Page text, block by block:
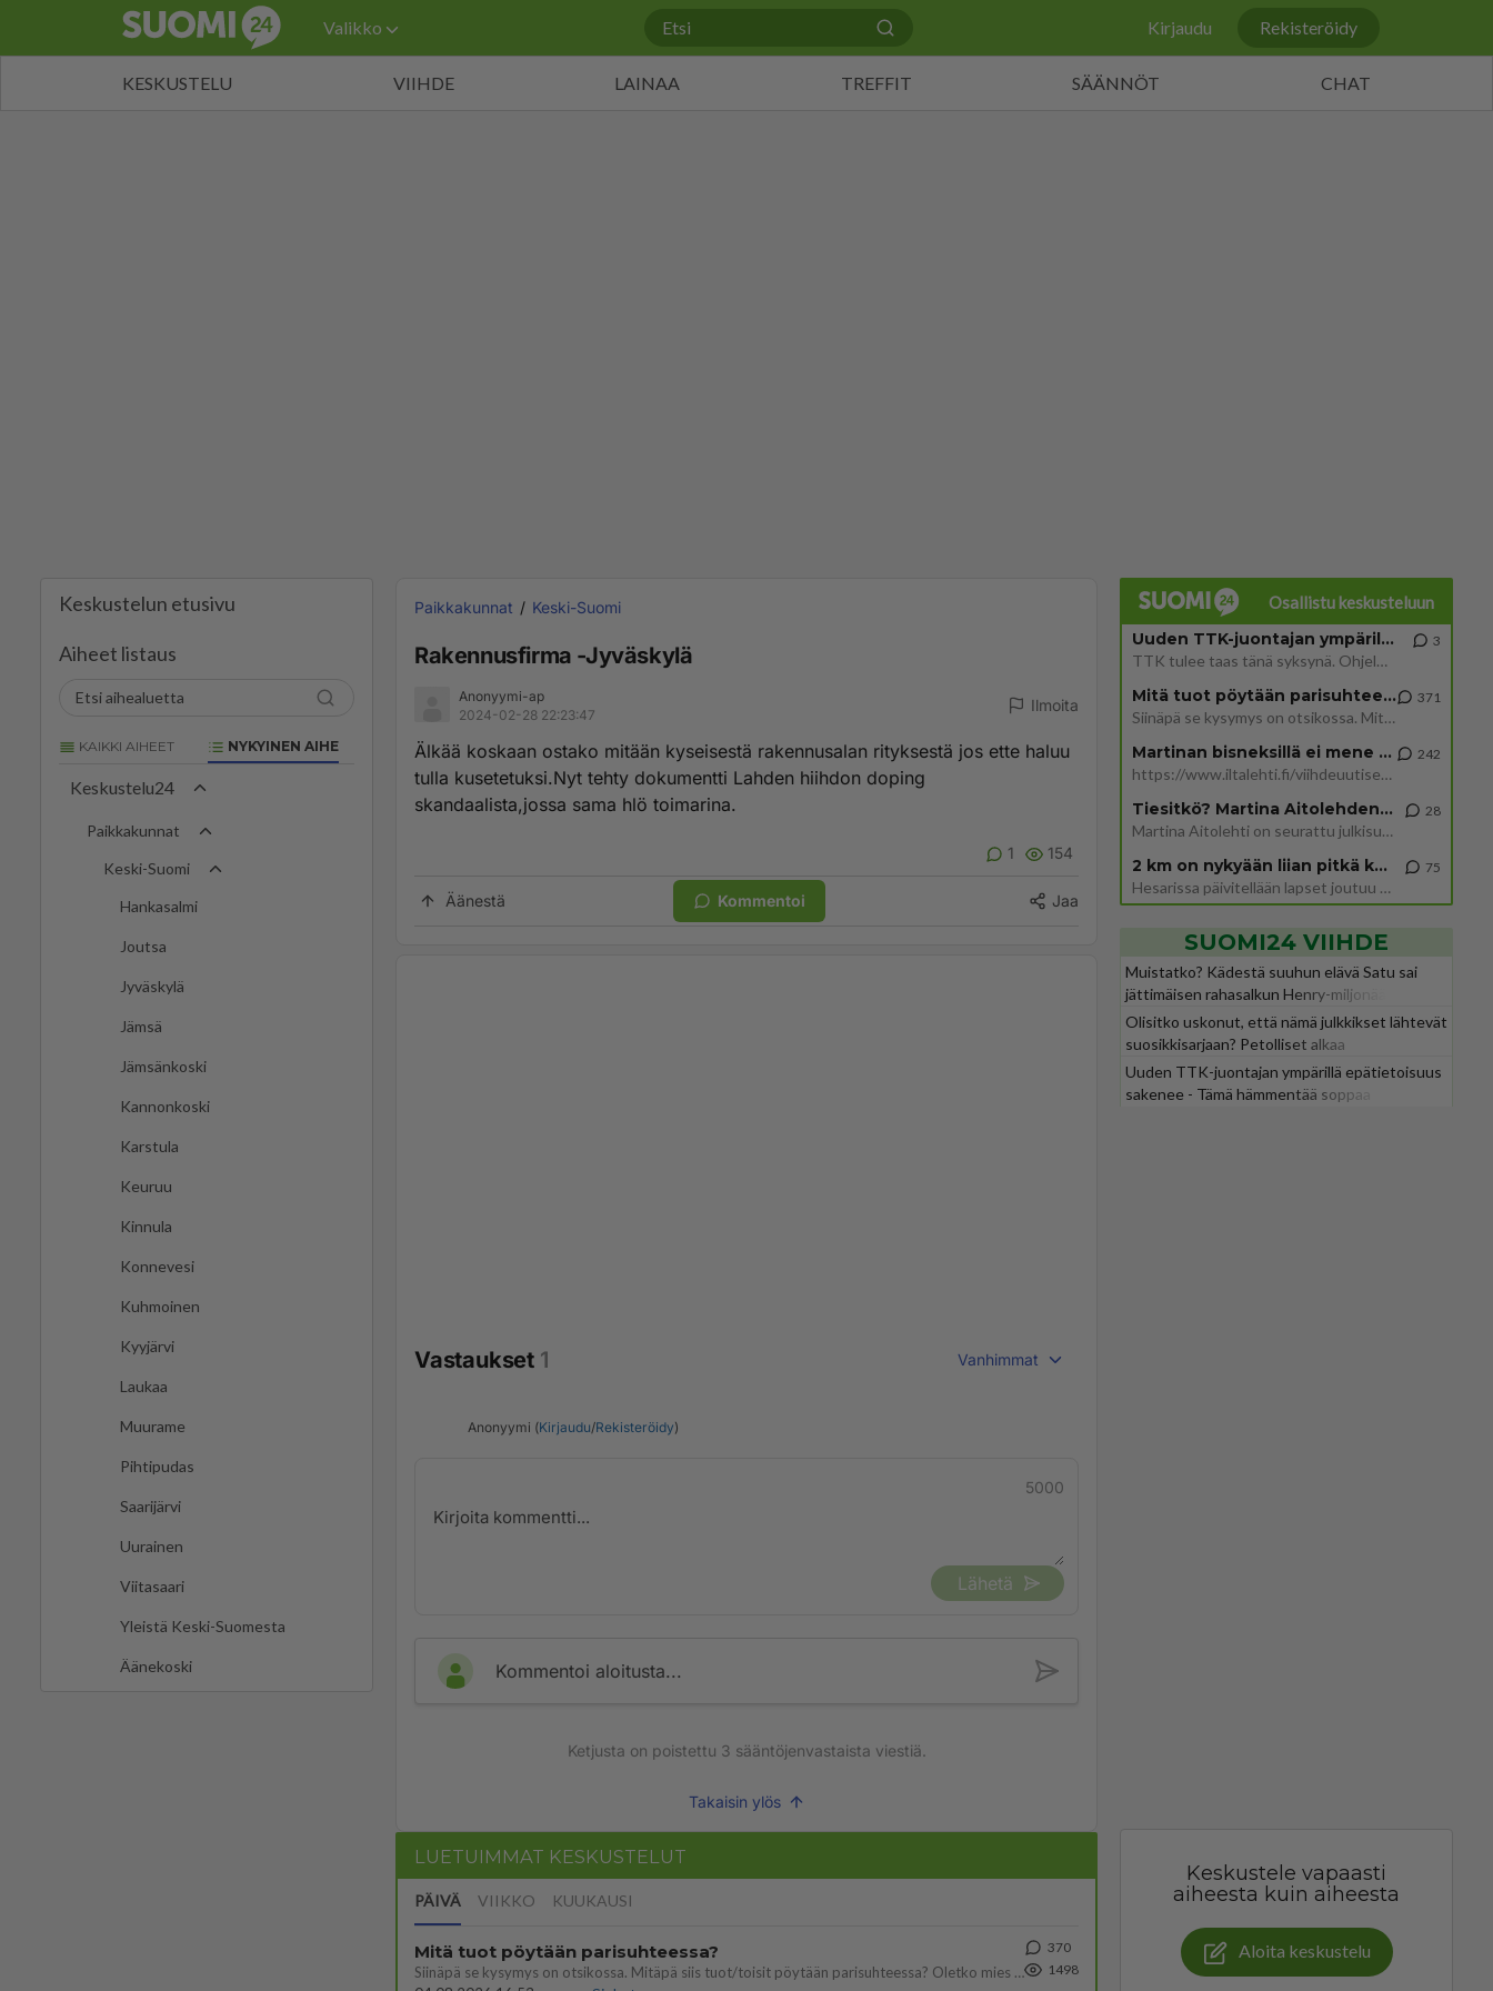
Valikko Kirjaudu Rekisteröidy
KESKUSTELU VIIHDE LAINAA TREFFIT SÄÄNNÖT CHAT
Keskustelun etusivu
Aiheet listaus
KAIKKI AIHEET NYKYINEN AIHE
Keskustelu24
Paikkakunnat
Keski-Suomi
Hankasalmi
Joutsa
Jyväskylä
Jämsä
Jämsänkoski
Kannonkoski
Karstula
Keuruu
Kinnula
Konnevesi
Kuhmoinen
Kyyjärvi
Laukaa
Muurame
Pihtipudas
Saarijärvi
Uurainen
Viitasaari
Yleistä Keski-Suomesta
Äänekoski
Paikkakunnat Keski-Suomi
Rakennusfirma -Jyväskylä
Anonyymi-ap
2024-02-28 22:23:47
Ilmoita
Älkää koskaan ostako mitään kyseisestä rakennusalan rityksestä jos ette haluu
tulla kusetetuksi.Nyt tehty dokumentti Lahden hiihdon doping
skandaalista,jossa sama hlö toimarina.
1 154
Äänestä Kommentoi Jaa
Vastaukset 1 Vanhimmat
Anonyymi (Kirjaudu/Rekisteröidy)
5000
Lähetä
Kommentoi aloitusta...
Ketjusta on poistettu 3 sääntöjenvastaista viestiä.
Takaisin ylös
LUETUIMMAT KESKUSTELUT
PÄIVÄ VIIKKO KUUKAUSI
Mitä tuot pöytään parisuhteessa?
Siinäpä se kysymys on otsikossa. Mitäpä siis tuot/toisit pöytään parisuhteessa? Oletko mies vai nainen? Koetko sen mitä
370
1498
Osallistu keskusteluun
Uuden TTK-juontajan ympärillä epätietoisuus sakenee - Nyt MTV hämmentää soppaa
TTK tulee taas tänä syksynä. Ohjelman uudet tähtioppilaat julkistetaan torstaina 6. elokuuta klo 14 alkavassa lehdistö
3
Mitä tuot pöytään parisuhteessa?
Siinäpä se kysymys on otsikossa. Mitäpä siis tuot/toisit pöytään parisuhteessa? Oletko mies vai nainen? Koetko sen mitä
371
Martinan bisneksillä ei mene hyvin
https://www.iltalehti.fi/viihdeuutiset/a/c46da6ab-340f-4790-aaa7-0865eed2336 Yrityksen konkurssihakemus on tullut kärä
242
Tiesitkö? Martina Aitolehden isäpuoli on tämä suosittu laulaja
Martina Aitolehti on seurattu julkisuuden henkilö. Lähipiiriin mahtuu muitakin tunnettuja henkilöitä. Tiesitkö, että Ma
28
2 km on nykyään liian pitkä koulumatka
Hesarissa päivitellään lapset joutuu nyt kulkemaan 2 km kouluun jösses. Ruostefillarilla tuo matka menee vaikka miten äk
75
SUOMI24 VIIHDE
Muistatko? Kädestä suuhun elävä Satu sai
jättimäisen rahasalkun Henry-miljonääriltä
Olisitko uskonut, että nämä julkkikset lähtevät
suosikkisarjaan? Petolliset alkaa
jättiyllätyksellä
Uuden TTK-juontajan ympärillä epätietoisuus
sakenee - Tämä hämmentää soppaa
Keskustele vapaasti
aiheesta kuin aiheesta
Aloita keskustelu